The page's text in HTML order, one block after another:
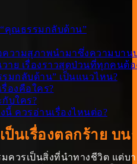
คุณธรรมกลับด้าน”
วามสุภาพนำมาซึ่งความบาน
ย เรื่องราวสุดป่วนที่ทุกคนต้อ
รมกลับด้าน” เป็นแนวไหน?
รื่องคือใคร?
กับใคร?
นี้ ควรอ่านเรื่องไหนต่อ?
ป็นเรื่องตลกร้าย บ
วรเป็นสิ่งที่นำทางชีวิต แต่บ